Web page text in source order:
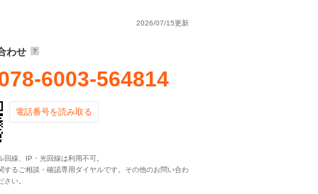
2026/07/15更新
わせ
6003-564814
電話番号を読み取る
線、IP・光回線は利用不可。
るご相談・確認専用ダイヤルです。その他のお問い合わ
さい。